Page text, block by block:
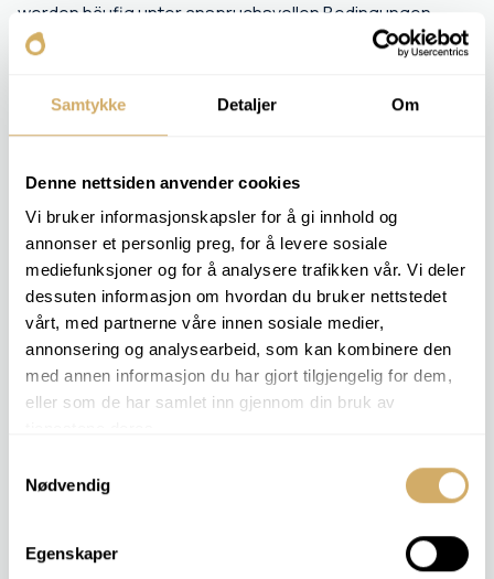
Samtykke Detaljer Om
Denne nettsiden anvender cookies
Vi bruker informasjonskapsler for å gi innhold og
annonser et personlig preg, for å levere sosiale
mediefunksjoner og for å analysere trafikken vår. Vi deler
dessuten informasjon om hvordan du bruker nettstedet
vårt, med partnerne våre innen sosiale medier,
annonsering og analysearbeid, som kan kombinere den
med annen informasjon du har gjort tilgjengelig for dem,
eller som de har samlet inn gjennom din bruk av
Nødvendig
Egenskaper
werden häufig unter anspruchsvollen Bedingungen
eingesetzt. Gemeinsam ist ihnen, dass sie alle
bieten Öl-, Fett- und Kühlmittelanalysen an, um optimale
Mit unseren Dienstleistungen erhalten Sie:
Bessere Kontrolle über den Maschinenpark
Frühwarnung vor Verschleiß
Längere Lebensdauer von Traktoren, Mähdreschern und
anderen Geräten
RELEVANTE KOMPONENTEN
EN 590